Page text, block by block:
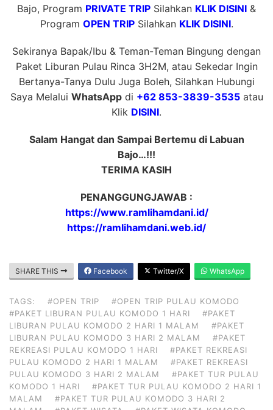
Bajo, Program PRIVATE TRIP Silahkan KLIK DISINI &
Program OPEN TRIPSilahkan KLIK DISINI.
Sekiranya Bapak/Ibu & Teman-Teman Bingung dengan
Paket Liburan Pulau Rinca 3H2M, atau Sekedar Ingin
Bertanya-Tanya Dulu Juga Boleh, Silahkan Hubungi
Saya Melalui WhatsAppdi +62 853-3839-3535atau
Klik DISINI.
Salam Hangat dan Sampai Bertemu di Labuan
Bajo…!!!
TERIMA KASIH
PENANGGUNGJAWAB :
https://www.ramlihamdani.id/
https://ramlihamdani.web.id/
SHARE THIS Facebook Twitter/X WhatsApp
TAGS: #OPEN TRIP
#OPEN TRIP PULAU KOMODO
#PAKET LIBURAN PULAU KOMODO 1 HARI
#PAKET
LIBURAN PULAU KOMODO 2 HARI 1 MALAM
#PAKET
LIBURAN PULAU KOMODO 3 HARI 2 MALAM
#PAKET
REKREASI PULAU KOMODO 1 HARI
#PAKET REKREASI
PULAU KOMODO 2 HARI 1 MALAM
#PAKET REKREASI
PULAU KOMODO 3 HARI 2 MALAM
#PAKET TUR PULAU
KOMODO 1 HARI
#PAKET TUR PULAU KOMODO 2 HARI 1
MALAM
#PAKET TUR PULAU KOMODO 3 HARI 2